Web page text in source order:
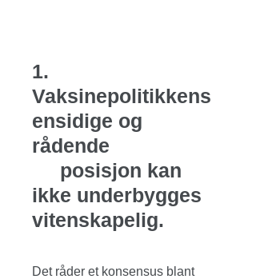
1.
Vaksinepolitikkens
ensidige og
rådende
posisjon kan
ikke underbygges
vitenskapelig.
Det råder et konsensus blant